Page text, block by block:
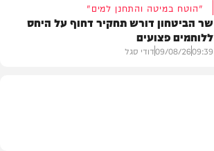
"הוטח במיטה והתחנן למים"
שר הביטחון דורש תחקיר דחוף על היחס
ללוחמים פצועים
09:39
09/08/26דודי סגל